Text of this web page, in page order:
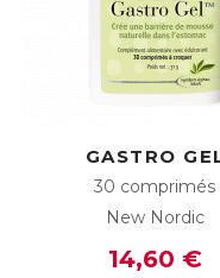
GASTRO
30 comprimés
New Nordic
14,60 €